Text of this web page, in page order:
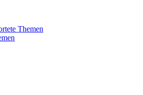
Themen